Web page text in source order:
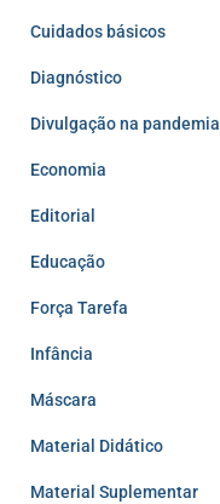
Cuidados básicos
Diagnóstico
Divulgação na pandemia
Economia
Editorial
Educação
Força Tarefa
Infância
Máscara
Material Didático
Material Suplementar